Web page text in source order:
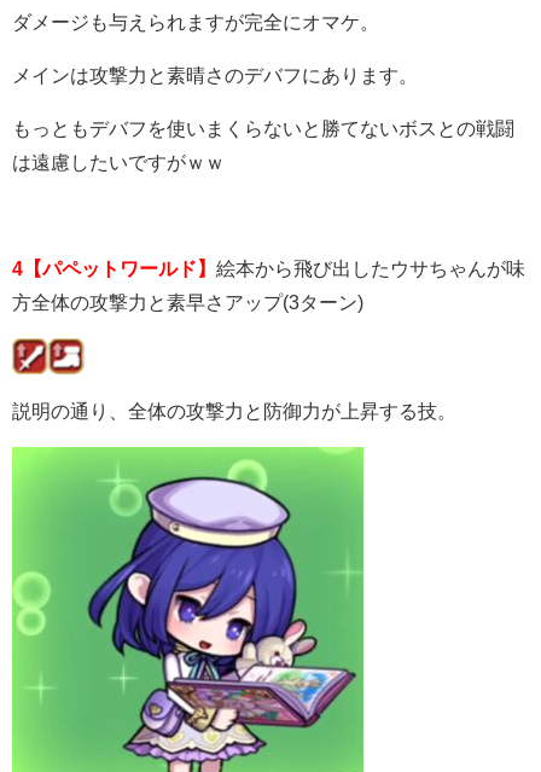
ダメージも与えられますが完全にオマケ。
メインは攻撃力と素晴さのデバフにあります。
もっともデバフを使いまくらないと勝てないボスとの戦闘
は遠慮したいですがｗｗ
4【パペットワールド】 絵本から飛び出したウサちゃんが味
方全体の攻撃力と素早さアップ(3ターン)
説明の通り、全体の攻撃力と防御力が上昇する技。